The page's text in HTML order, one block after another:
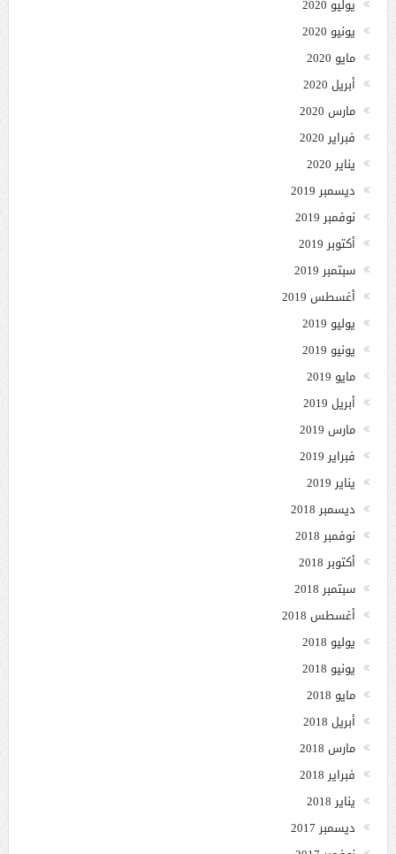
يوليو 2020
يونيو 2020
مايو 2020
أبريل 2020
مارس 2020
فبراير 2020
يناير 2020
ديسمبر 2019
نوفمبر 2019
أكتوبر 2019
سبتمبر 2019
أغسطس 2019
يوليو 2019
يونيو 2019
مايو 2019
أبريل 2019
مارس 2019
فبراير 2019
يناير 2019
ديسمبر 2018
نوفمبر 2018
أكتوبر 2018
سبتمبر 2018
أغسطس 2018
يوليو 2018
يونيو 2018
مايو 2018
أبريل 2018
مارس 2018
فبراير 2018
يناير 2018
ديسمبر 2017